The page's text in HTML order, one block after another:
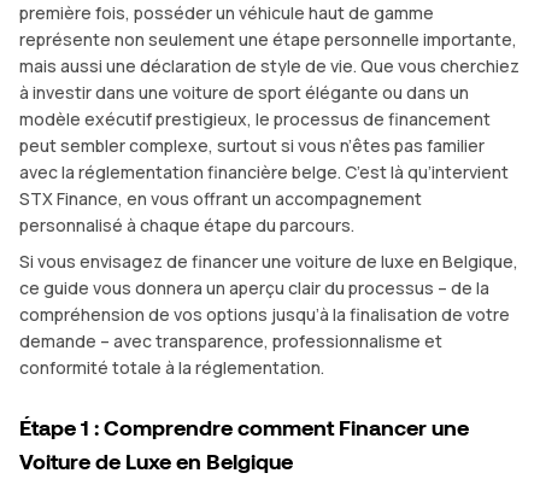
première fois, posséder un véhicule haut de gamme
représente non seulement une étape personnelle importante,
mais aussi une déclaration de style de vie. Que vous cherchiez
à investir dans une voiture de sport élégante ou dans un
modèle exécutif prestigieux, le processus de financement
peut sembler complexe, surtout si vous n’êtes pas familier
avec la réglementation financière belge. C’est là qu’intervient
STX Finance, en vous offrant un accompagnement
personnalisé à chaque étape du parcours.
Si vous envisagez de financer une voiture de luxe en Belgique,
ce guide vous donnera un aperçu clair du processus – de la
compréhension de vos options jusqu’à la finalisation de votre
demande – avec transparence, professionnalisme et
conformité totale à la réglementation.
Étape 1 : Comprendre comment Financer une
Voiture de Luxe en Belgique